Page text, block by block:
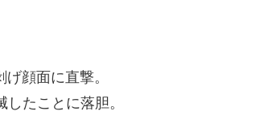
顔面に直撃。
たことに落胆。